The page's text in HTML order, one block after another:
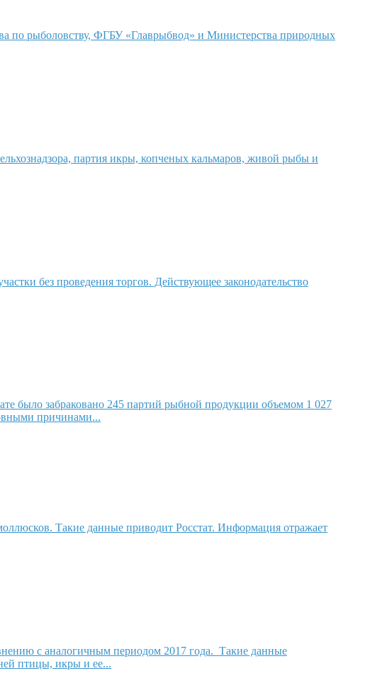
по рыболовству, ФГБУ «Главрыбвод» и Министерства природных
партия икры, копченых кальмаров, живой рыбы и
без проведения торгов. Действующее законодательство
было забраковано 245 партий рыбной продукции объемом 1 027
причинами...
Такие данные приводит Росстат. Информация отражает
с аналогичным периодом 2017 года. Такие данные
птицы, икры и ее...